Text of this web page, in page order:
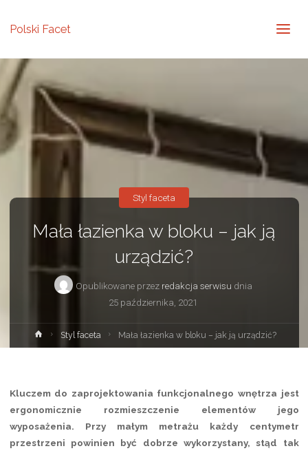
Polski Facet
Mała łazienka w bloku – jak ją
urządzić?
Opublikowane przez redakcja serwisu dnia
25 października, 2021
Styl faceta
Strona
główna
Styl faceta Mała łazienka w bloku – jak ją urządzić?
Kluczem do zaprojektowania funkcjonalnego wnętrza jest
ergonomicznie rozmieszczenie elementów jego
wyposażenia. Przy małym metrażu każdy centymetr
przestrzeni powinien być dobrze wykorzystany, stąd tak